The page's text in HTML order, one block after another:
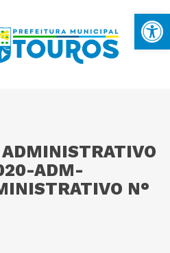
ADMINISTRATIVO
ADM-
N°